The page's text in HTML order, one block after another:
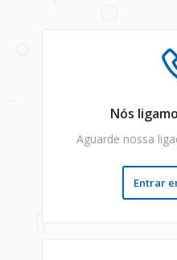
Nós
Aguarde nossa
Entrar